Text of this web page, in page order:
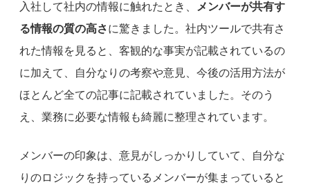
入社して社内の情報に触れたとき、
メンバーが共有す
る情報の質の高さに驚きました。社内ツールで共有さ
れた情報を見ると、客観的な事実が記載されているの
に加えて、自分なりの考察や意見、今後の活用方法が
ほとんど全ての記事に記載されていました。そのう
え、業務に必要な情報も綺麗に整理されています。
メンバーの印象は、意見がしっかりしていて、自分な
りのロジックを持っているメンバーが集まっていると